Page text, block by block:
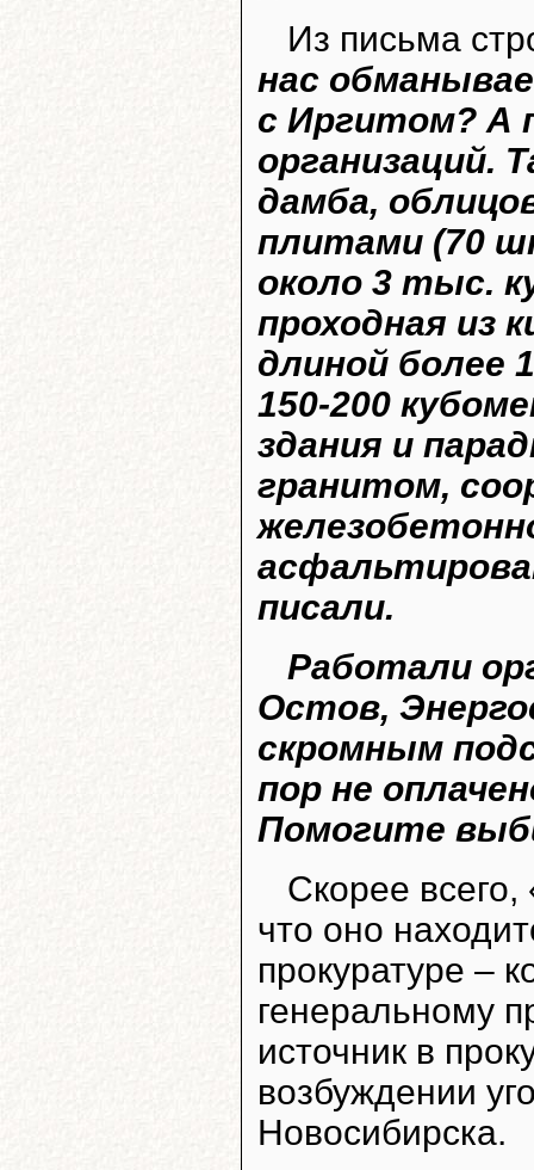
Из письма
нас
с Иргитом? А
организаций.
дамба,
плитами (70
около 3 тыс.
проходная из
длиной более
150-200
здания и
гранитом,
писали.
Работали
Остов,
скромным
пор не
Помогите
Скорее
что оно
прокуратуре –
генеральному
источник в
возбуждении
Новосибирска.